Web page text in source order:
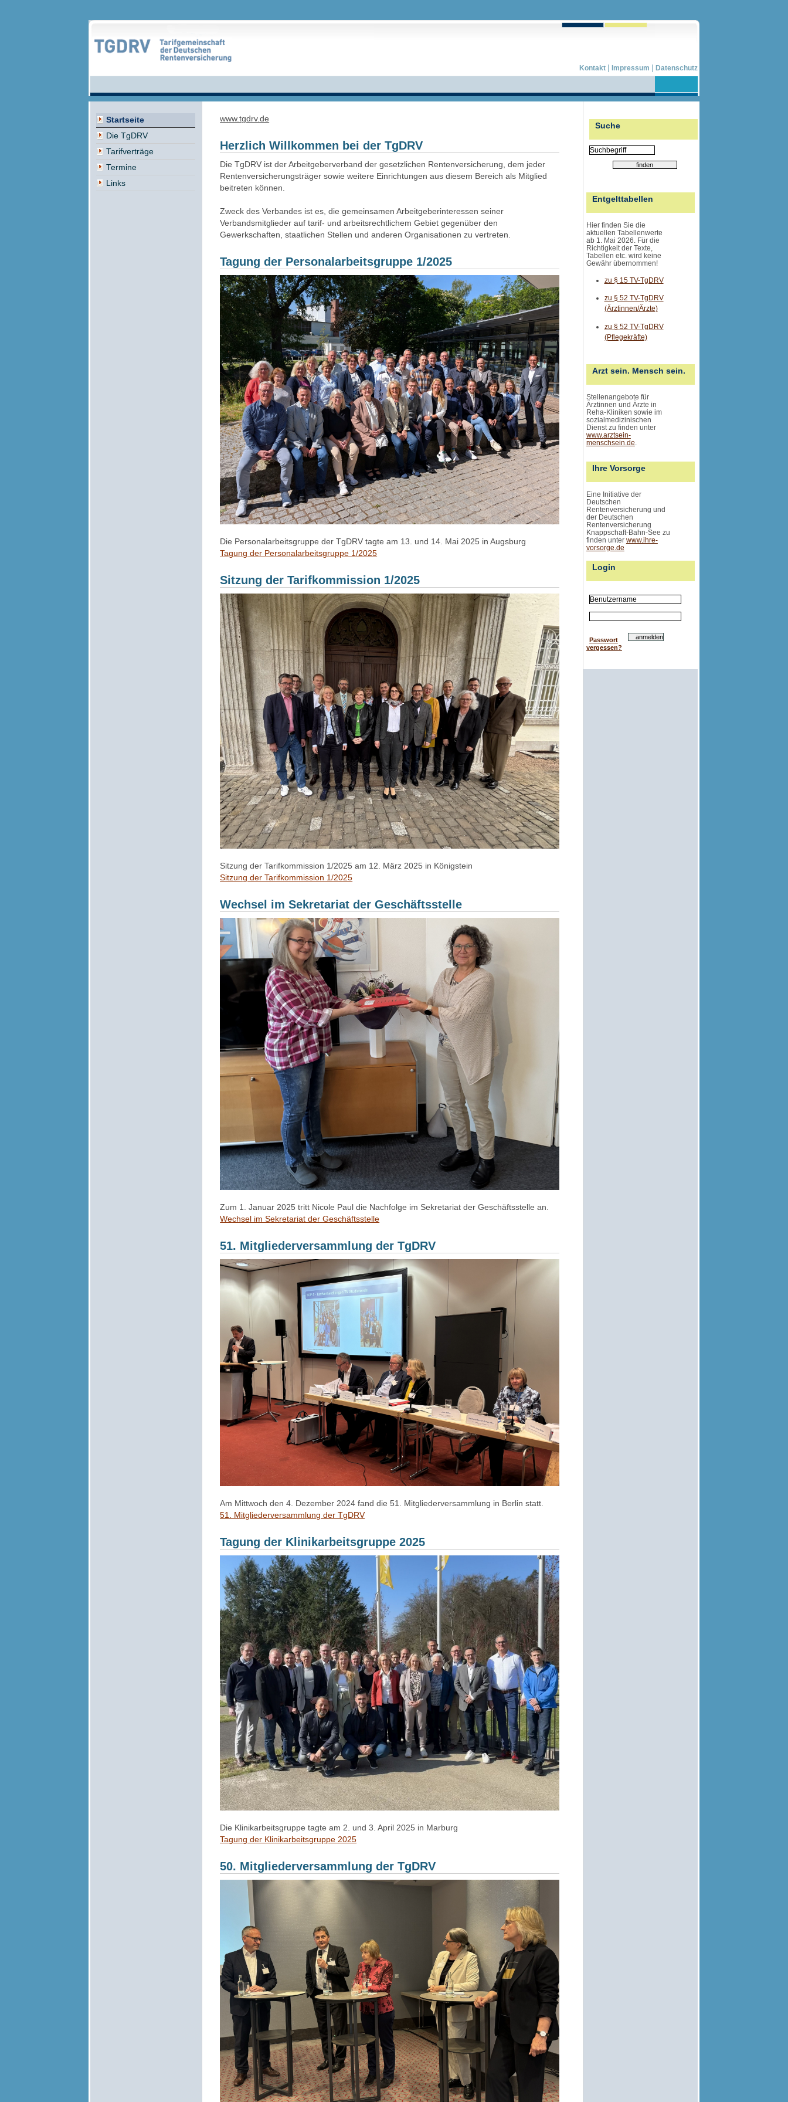
Kontakt | Impressum | Datenschutz
Startseite
Die TgDRV
Tarifverträge
Termine
Links
Suche
Entgelttabellen
Hier finden Sie die
aktuellen Tabellenwerte
ab 1. Mai 2026. Für die
Richtigkeit der Texte,
Tabellen etc. wird keine
Gewähr übernommen!
zu § 15 TV-TgDRV
zu § 52 TV-TgDRV
(Ärztinnen/Ärzte)
zu § 52 TV-TgDRV
(Pflegekräfte)
Arzt sein. Mensch sein.
Stellenangebote für
Ärztinnen und Ärzte in
Reha-Kliniken sowie im
sozialmedizinischen
Dienst zu finden unter
www.arztsein-
menschsein.de.
Ihre Vorsorge
Eine Initiative der
Deutschen
Rentenversicherung und
der Deutschen
Rentenversicherung
Knappschaft-Bahn-See zu
finden unter www.ihre-
vorsorge.de
Login
Passwort
vergessen?
www.tgdrv.de
Herzlich Willkommen bei der TgDRV
Die TgDRV ist der Arbeitgeberverband der gesetzlichen Rentenversicherung, dem jeder
Rentenversicherungsträger sowie weitere Einrichtungen aus diesem Bereich als Mitglied
beitreten können.
Zweck des Verbandes ist es, die gemeinsamen Arbeitgeberinteressen seiner
Verbandsmitglieder auf tarif- und arbeitsrechtlichem Gebiet gegenüber den
Gewerkschaften, staatlichen Stellen und anderen Organisationen zu vertreten.
Tagung der Personalarbeitsgruppe 1/2025
Die Personalarbeitsgruppe der TgDRV tagte am 13. und 14. Mai 2025 in Augsburg
Tagung der Personalarbeitsgruppe 1/2025
Sitzung der Tarifkommission 1/2025
Sitzung der Tarifkommission 1/2025 am 12. März 2025 in Königstein
Sitzung der Tarifkommission 1/2025
Wechsel im Sekretariat der Geschäftsstelle
Zum 1. Januar 2025 tritt Nicole Paul die Nachfolge im Sekretariat der Geschäftsstelle an.
Wechsel im Sekretariat der Geschäftsstelle
51. Mitgliederversammlung der TgDRV
Am Mittwoch den 4. Dezember 2024 fand die 51. Mitgliederversammlung in Berlin statt.
51. Mitgliederversammlung der TgDRV
Tagung der Klinikarbeitsgruppe 2025
Die Klinikarbeitsgruppe tagte am 2. und 3. April 2025 in Marburg
Tagung der Klinikarbeitsgruppe 2025
50. Mitgliederversammlung der TgDRV